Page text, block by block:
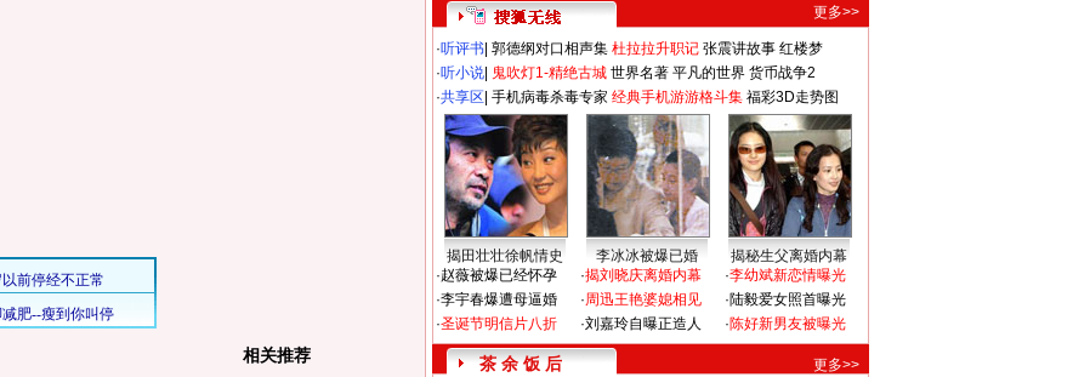
相关推荐
更多>>
·听评书 郭德纲对口相声集 杜拉拉升职记 张震讲故事 红楼梦
·听小说 鬼吹灯1-精绝古城 世界名著 平凡的世界 货币战争2
·共享区 手机病毒杀毒专家 经典手机游游格斗集 福彩3D走势图
揭田壮壮徐帆情史 李冰冰被爆已婚
揭秘生父离婚内幕
·赵薇被爆已经怀孕
·李宇春爆遭母逼婚
·圣诞节明信片八折
·揭刘晓庆离婚内幕
·周迅王艳婆媳相见
·刘嘉玲自曝正造人
·李幼斌新恋情曝光
·陆毅爱女照首曝光
·陈好新男友被曝光
茶 余 饭 后
更多>>